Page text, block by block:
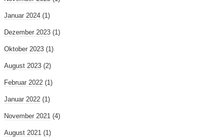
Januar 2024 (1)
Dezember 2023 (1)
Oktober 2023 (1)
August 2023 (2)
Februar 2022 (1)
Januar 2022 (1)
November 2021 (4)
August 2021 (1)